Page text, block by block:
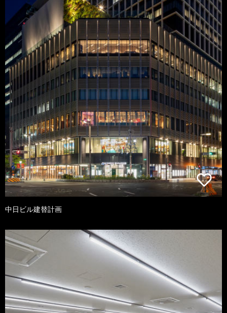
中日ビル建替計画